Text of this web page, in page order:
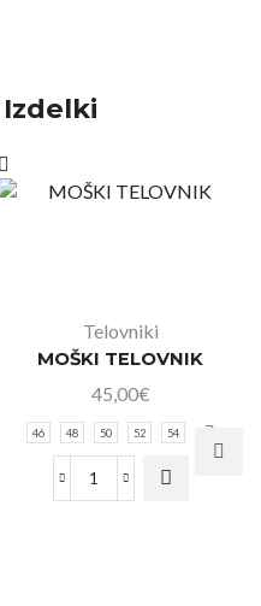
Telovniki
MOŠKI TELOVNIK
45,00€
46 48 50 52 54 +7